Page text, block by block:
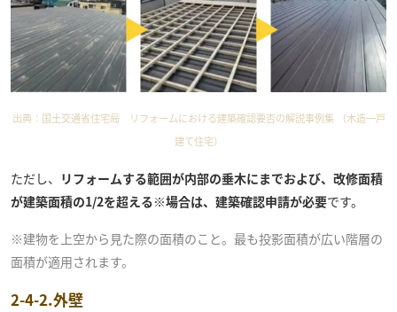
出典： 国土交通省住宅局 リフォームにおける建築確認要否の解説事例集 （木造一戸
建て住宅）
ただし、 リフォームする範囲が内部の垂木にまでおよび、改修面積
が建築面積の1/2を超える※場合は、建築確認申請が必要です。
※建物を上空から見た際の面積のこと。最も投影面積が広い階層の
面積が適用されます。
2-4-2.外壁